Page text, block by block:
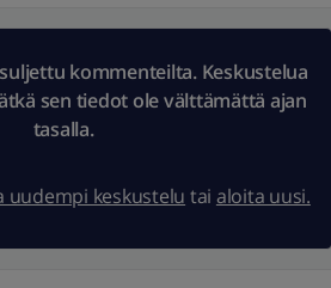
kommenteilta. Keskustelua
sen tiedot ole välttämättä ajan
tasalla.
uudempi keskustelu tai aloita uusi.